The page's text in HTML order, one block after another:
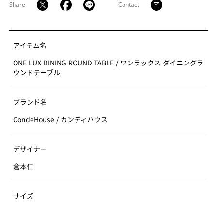
Share Contact
アイテム名
ONE LUX DINING ROUND TABLE / ワンラックス ダイニングラ
ウンドテーブル
ブランド名
CondeHouse / カンディハウス
デザイナー
倉本仁
サイズ